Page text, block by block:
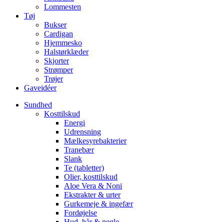
Lommesten
Tøj
Bukser
Cardigan
Hjemmesko
Halstørklæder
Skjorter
Strømper
Trøjer
Gaveidéer
Sundhed
Kosttilskud
Energi
Udrensning
Mælkesyrebakterier
Tranebær
Slank
Te (tabletter)
Olier, kosttilskud
Aloe Vera & Noni
Ekstrakter & urter
Gurkemeje & ingefær
Fordøjelse